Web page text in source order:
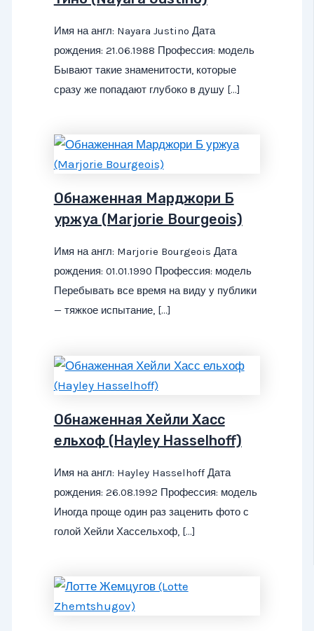
Имя на англ: Nayara Justino Дата
рождения: 21.06.1988 Профессия: модель
Бывают такие знаменитости, которые
сразу же попадают глубоко в душу […]
Обнаженная Марджори Б
уржуа (Marjorie Bourgeois)
Имя на англ: Marjorie Bourgeois Дата
рождения: 01.01.1990 Профессия: модель
Перебывать все время на виду у публики
— тяжкое испытание, […]
Обнаженная Хейли Хасс
ельхоф (Hayley Hasselhoff)
Имя на англ: Hayley Hasselhoff Дата
рождения: 26.08.1992 Профессия: модель
Иногда проще один раз заценить фото с
голой Хейли Хассельхоф, […]